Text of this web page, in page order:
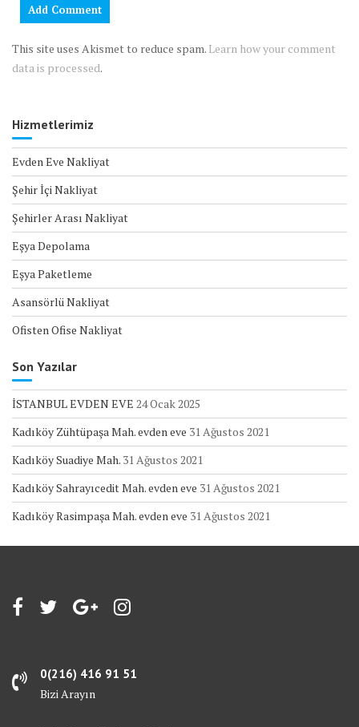
This site uses Akismet to reduce spam. Learn how your comment
data is processed.
Hizmetlerimiz
Evden Eve Nakliyat
Şehir İçi Nakliyat
Şehirler Arası Nakliyat
Eşya Depolama
Eşya Paketleme
Asansörlü Nakliyat
Ofisten Ofise Nakliyat
Son Yazılar
İSTANBUL EVDEN EVE 24 Ocak 2025
Kadıköy Zühtüpaşa Mah. evden eve 31 Ağustos 2021
Kadıköy Suadiye Mah. 31 Ağustos 2021
Kadıköy Sahrayıcedit Mah. evden eve 31 Ağustos 2021
Kadıköy Rasimpaşa Mah. evden eve 31 Ağustos 2021
0(216) 416 91 51
Bizi Arayın